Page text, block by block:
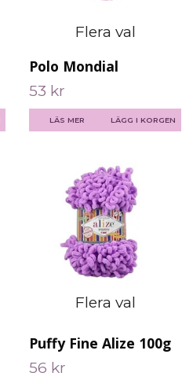
Flera val
Polo Mondial
53 kr
LÄS MER LÄGG I KORGEN
Flera val
Puffy Fine Alize 100g
56 kr